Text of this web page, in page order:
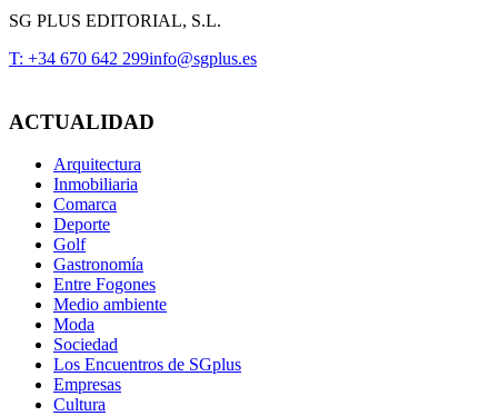
SG PLUS EDITORIAL, S.L.
T: +34 670 642 299info@sgplus.es
ACTUALIDAD
Arquitectura
Inmobiliaria
Comarca
Deporte
Golf
Gastronomía
Entre Fogones
Medio ambiente
Moda
Sociedad
Los Encuentros de SGplus
Empresas
Cultura